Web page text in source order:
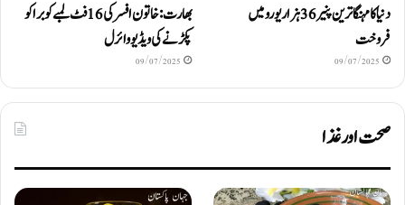
دنیا کا مہنگا ترین پنیر 36 ہزار یورو میں
فروخت
09/07/2025
بھارت: خاتون افسر کی 16 فٹ لمبے کوبرا کو
پکڑنے کی ویڈیو وائرل
09/07/2025
صحت اور غذا